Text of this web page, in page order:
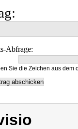
Abfrage:
Sie die Zeichen aus dem